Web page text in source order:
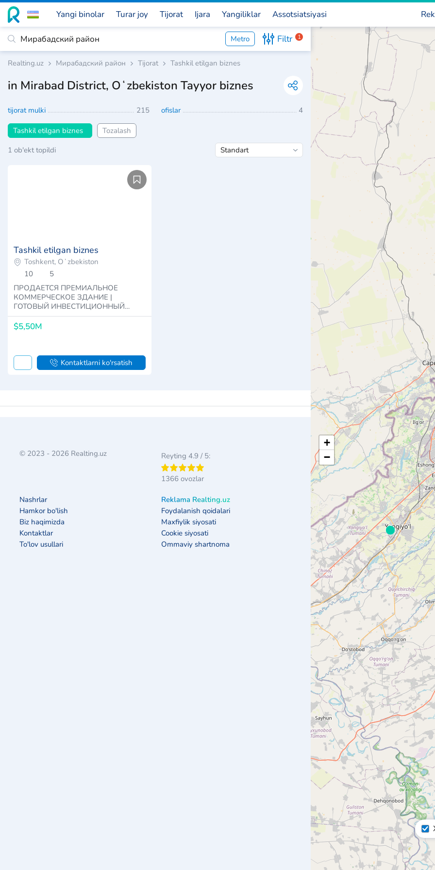
Yangi binolar Turar joy Tijorat Ijara Yangiliklar Assotsiatsiyasi
Metro Filtr 1
Realting.uz Мирабадский район Tijorat Tashkil etilgan biznes
in Mirabad District, Oʻzbekiston Tayyor biznes
tijorat mulki 215 ofislar 4
Tashkil etilgan biznes
Tozalash
1 ob'ekt topildi
Tashkil etilgan biznes
Toshkent, Oʻzbekiston
10
5
ПРОДАЕТСЯ ПРЕМИАЛЬНОЕ
КОММЕРЧЕСКОЕ ЗДАНИЕ |
ГОТОВЫЙ ИНВЕСТИЦИОННЫЙ
ПРОЕКТ🌟 🌟Адрес: Мираба…
$5,50M
Kontaktlarni ko'rsatish
© 2023 - 2026 Realting.uz Reyting 4.9 / 5:
1366 ovozlar
Nashrlar
Hamkor bo'lish
Biz haqimizda
Kontaktlar
To'lov usullari
Reklama Realting.uz
Foydalanish qoidalari
Maxfiylik siyosati
Cookie siyosati
Ommaviy shartnoma
+
−